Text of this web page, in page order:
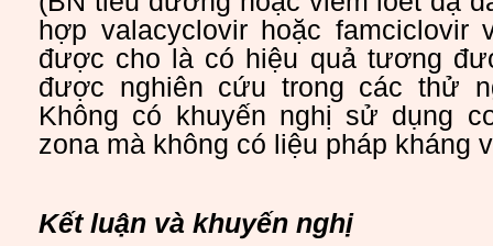
hợp valacyclovir hoặc famciclovir
được cho là có hiệu quả tương
được nghiên cứu trong các thử
Không có khuyến nghị sử dụng
zona mà không có liệu pháp kháng
Kết luận và khuyến nghị